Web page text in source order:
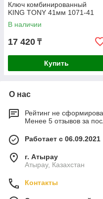
Ключ комбинированный
KING TONY 41мм 1071-41
В наличии
17 420 ₸
Купить
О нас
Рейтинг не
Менее 5 отзывов за
Работает с 06.09.2021
г. Атырау
Атырау, Казахстан
Контакты